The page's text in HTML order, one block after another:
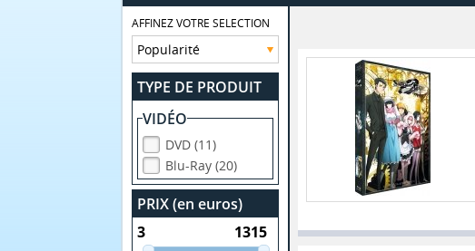
AFFINEZ VOTRE SELECTION
TYPE DE PRODUIT
VIDÉO
DVD (11)
Blu-Ray (20)
PRIX (en euros)